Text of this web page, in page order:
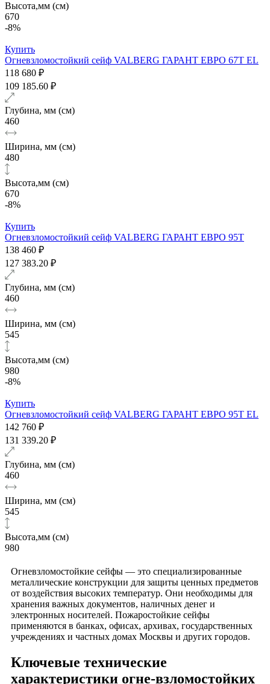
Высота,мм (см)
670
-8%
Купить
Огневзломостойкий сейф VALBERG ГАРАНТ ЕВРО 67T EL
118 680 ₽
109 185.60 ₽
Глубина, мм (см)
460
Ширина, мм (см)
480
Высота,мм (см)
670
-8%
Купить
Огневзломостойкий сейф VALBERG ГАРАНТ ЕВРО 95T
138 460 ₽
127 383.20 ₽
Глубина, мм (см)
460
Ширина, мм (см)
545
Высота,мм (см)
980
-8%
Купить
Огневзломостойкий сейф VALBERG ГАРАНТ ЕВРО 95T EL
142 760 ₽
131 339.20 ₽
Глубина, мм (см)
460
Ширина, мм (см)
545
Высота,мм (см)
980
Огневзломостойкие сейфы — это специализированные
металлические конструкции для защиты ценных предметов
от воздействия высоких температур. Они необходимы для
хранения важных документов, наличных денег и
электронных носителей. Пожаростойкие сейфы
применяются в банках, офисах, архивах, государственных
учреждениях и частных домах Москвы и других городов.
Ключевые технические
характеристики огне-взломостойких